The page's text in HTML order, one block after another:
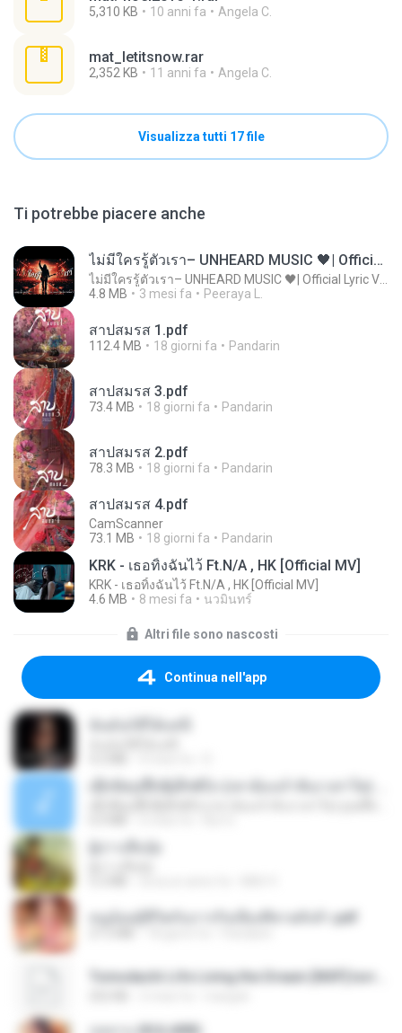
5,310 KB 10 anni fa Angela C.
mat_letitsnow.rar
2,352 KB 11 anni fa Angela C.
Visualizza tutti 17 file
Ti potrebbe piacere anche
ไม่มีใครรู้ตัวเรา– UNHEARD MUSIC 🖤| Official Lyric Video | เพลงสู้ชีวิต
4.8 MB
3 mesi fa Peeraya L.
สาปสมรส 1.pdf
112.4 MB 18 giorni fa Pandarin
สาปสมรส 3.pdf
73.4 MB 18 giorni fa Pandarin
สาปสมรส 2.pdf
78.3 MB 18 giorni fa Pandarin
สาปสมรส 4.pdf
CamScanner
73.1 MB
18 giorni fa Pandarin
KRK - เธอทิ้งฉันไว้ Ft.N/A , HK [Official MV]
KRK - เธอทิ้งฉันไว้ Ft.N/A , HK [Official MV]
4.6 MB
8 mesi fa นวมินทร์
Altri file sono nascosti
Continua nell'app
หนูน้อยสู้ชีวิตกับภารกิจเลี้ยงพี่ชายทั้งห้า.pdf